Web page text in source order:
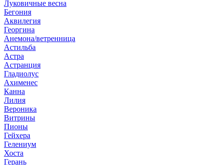
Луковичные весна
Бегония
Аквилегия
Георгина
Анемона/ветренница
Астильба
Астра
Астранция
Гладиолус
Ахименес
Канна
Лилия
Вероника
Витрины
Пионы
Гейхера
Гелениум
Хоста
Герань